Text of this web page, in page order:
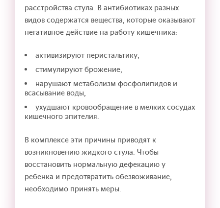
расстройства стула. В антибиотиках разных
видов содержатся вещества, которые оказывают
негативное действие на работу кишечника:
активизируют перистальтику,
стимулируют брожение,
нарушают метаболизм фосфолипидов и
всасывание воды,
ухудшают кровообращение в мелких сосудах
кишечного эпителия.
В комплексе эти причины приводят к
возникновению жидкого стула. Чтобы
восстановить нормальную дефекацию у
ребенка и предотвратить обезвоживание,
необходимо принять меры.